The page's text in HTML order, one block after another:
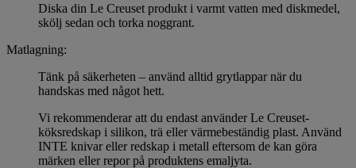
Diska din Le Creuset produkt i varmt vatten med diskmedel,
skölj sedan och torka noggrant.
Matlagning:
Tänk på säkerheten – använd alltid grytlappar när du
handskas med något hett.
Vi rekommenderar att du endast använder Le Creuset-
köksredskap i silikon, trä eller värmebeständig plast. Använd
INTE knivar eller redskap i metall eftersom de kan göra
märken eller repor på produktens emaljyta.